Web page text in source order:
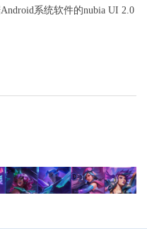
系统软件的nubia UI 2.0